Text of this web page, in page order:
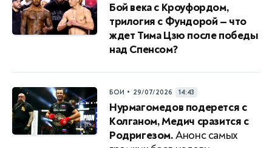
Бой века с Кроуфордом,
трилогия с Фундорой — что
ждет Тима Цзю после победы
над Спенсом?
БОИ • 29/07/2026 14:43
Нурмагомедов подерется с
Колганом, Медич сразится с
Родригезом.Анонс самых